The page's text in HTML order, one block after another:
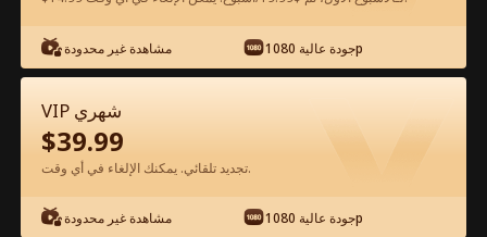
شاهد مجانًا في التطبيقمشاهدة غير محدودة جودة عالية 1080p
VIP شهري
$39.99
تجديد تلقائي. يمكنك الإلغاء في أي وقت.
مشاهدة غير محدودة جودة عالية 1080p